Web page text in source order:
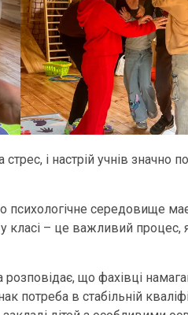
стрес, і настрій учнів
середовище
– це важливий процес,
розповідає, що фахівці
потреба в стабільній